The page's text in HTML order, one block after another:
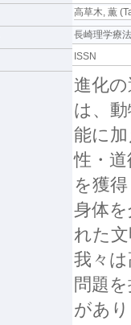
高草木, 薫
長崎理学療
ISSN
進化
は、
能に
性・
を獲
身体
れた
我々
問題
があ